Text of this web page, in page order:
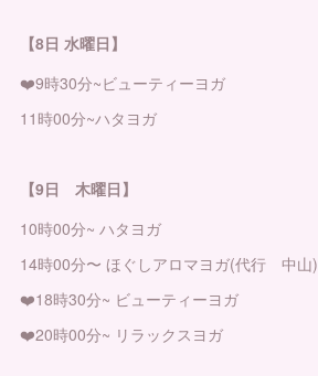
【8日 水曜日】
❤️9時30分~ビューティーヨガ
11時00分~ハタヨガ
【9日 木曜日】
10時00分~ ハタヨガ
14時00分〜 ほぐしアロマヨガ(代行 中山)
❤️18時30分~ ビューティーヨガ
❤️20時00分~ リラックスヨガ